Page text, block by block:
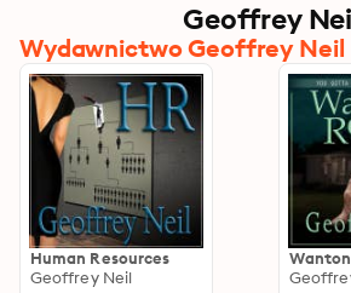
Geoffrey
Wydawnictwo Geoffrey Neil
Human Resources
Geoffrey Neil